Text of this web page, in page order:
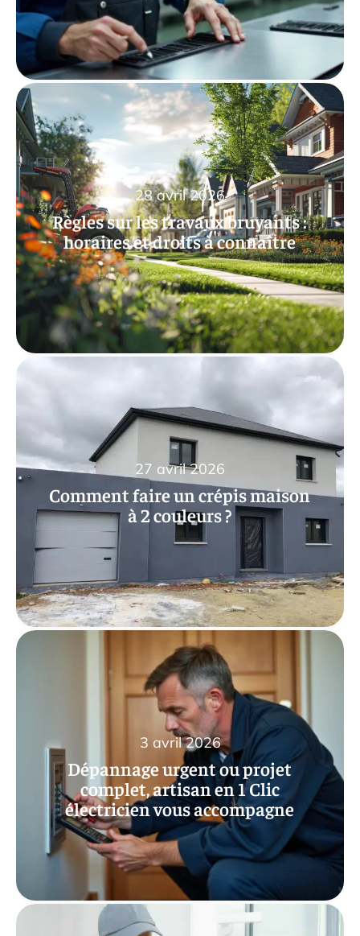
Règles sur les travaux bruyants :
horaires et droits à connaître
28 avril 2026
Comment faire un crépis maison
à 2 couleurs ?
27 avril 2026
Dépannage urgent ou projet
complet, artisan en 1 Clic
électricien vous accompagne
3 avril 2026